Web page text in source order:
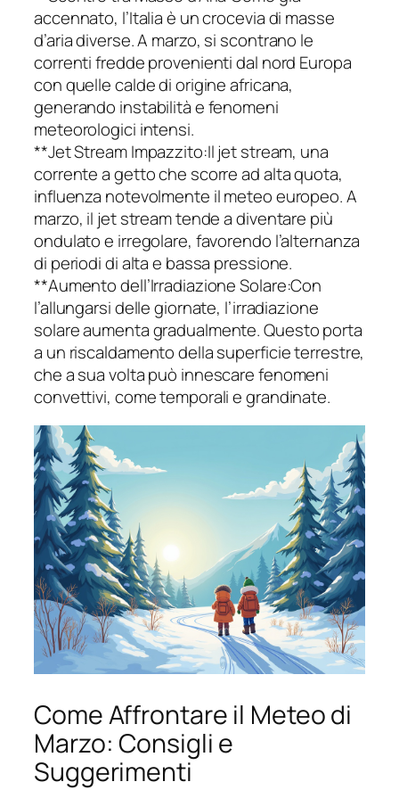
accennato, l’Italia è un crocevia di masse
d’aria diverse. A marzo, si scontrano le
correnti fredde provenienti dal nord Europa
con quelle calde di origine africana,
generando instabilità e fenomeni
meteorologici intensi.
**Jet Stream Impazzito:Il jet stream, una
corrente a getto che scorre ad alta quota,
influenza notevolmente il meteo europeo. A
marzo, il jet stream tende a diventare più
ondulato e irregolare, favorendo l’alternanza
di periodi di alta e bassa pressione.
**Aumento dell’Irradiazione Solare:Con
l’allungarsi delle giornate, l’irradiazione
solare aumenta gradualmente. Questo porta
a un riscaldamento della superficie terrestre,
che a sua volta può innescare fenomeni
convettivi, come temporali e grandinate.
Come Affrontare il Meteo di
Marzo: Consigli e
Suggerimenti